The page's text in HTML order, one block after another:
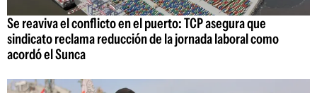
Se reaviva el conflicto en el puerto: TCP asegura que
sindicato reclama reducción de la jornada laboral como
acordó el Sunca